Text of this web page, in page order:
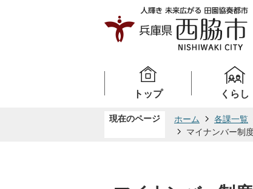
トップ くらし
現在のページ ホーム 各課一覧
マイナンバー制